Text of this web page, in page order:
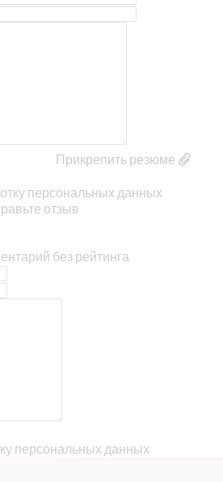
Прикрепить резюме
персональных данных
отзыв
без рейтинга
персональных данных